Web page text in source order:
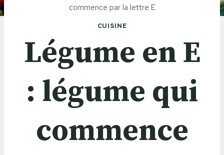
commence par la lettre E
CUISINE
Légume en E
: légume qui
commence